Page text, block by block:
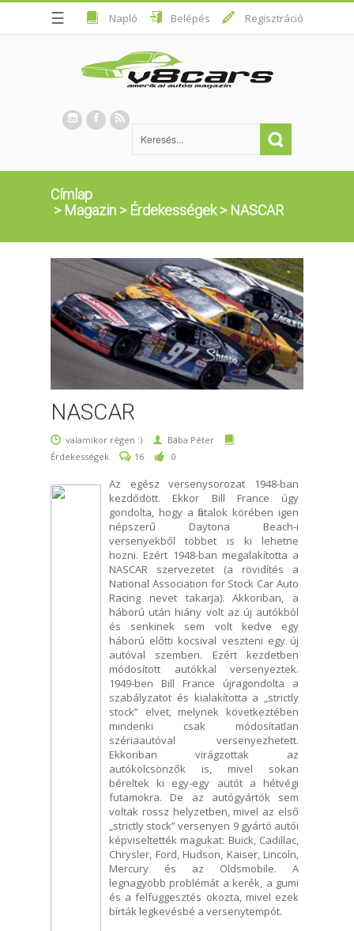
☰ Napló Belépés Regisztráció
Címlap
> Magazin > Érdekességek> NASCAR
NASCAR
valamikor régen :)
Bába Péter
Érdekességek
16 0
Az egész versenysorozat 1948-ban
kezdődött. Ekkor Bill France úgy
gondolta, hogy a fiatalok körében igen
népszerű Daytona Beach-i
versenyekből többet is ki lehetne
hozni. Ezért 1948-ban megalakította a
NASCAR szervezetet (a rövidítés a
National Association for Stock Car Auto
Racing nevet takarja). Akkoriban, a
háború után hiány volt az új autókból
és senkinek sem volt kedve egy
háború előtti kocsival veszteni egy új
autóval szemben. Ezért kezdetben
módosított autókkal versenyeztek.
1949-ben Bill France újragondolta a
szabályzatot és kialakította a „strictly
stock” elvet, melynek következtében
mindenki csak módosítatlan
szériaautóval versenyezhetett.
Ekkoriban virágzottak az
autókölcsönzők is, mivel sokan
béreltek ki egy-egy autót a hétvégi
futamokra. De az autógyártók sem
voltak rossz helyzetben, mivel az első
„strictly stock” versenyen 9 gyártó autói
képviseltették magukat: Buick, Cadillac,
Chrysler, Ford, Hudson, Kaiser, Lincoln,
Mercury és az Oldsmobile. A
legnagyobb problémát a kerék, a gumi
és a felfüggesztés okozta, mivel ezek
bírták legkevésbé a versenytempót.